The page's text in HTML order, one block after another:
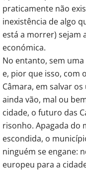
praticamente não
inexistência de algo
está a morrer) sejam
económica.
No entanto, sem
e, pior que isso, com
Câmara, em salvar
ainda vão, mal ou
cidade, o futuro das
risonho. Apagada do
escondida, o
ninguém se engane:
europeu para a